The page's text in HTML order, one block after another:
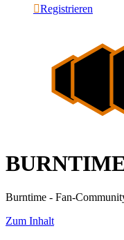
Registrieren
Burntime - Fan-
Zum Inhalt